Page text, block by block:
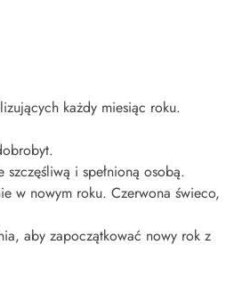
każdy miesiąc roku.
i spełnioną osobą.
w nowym roku. Czerwona świeco,
aby zapoczątkować nowy rok z